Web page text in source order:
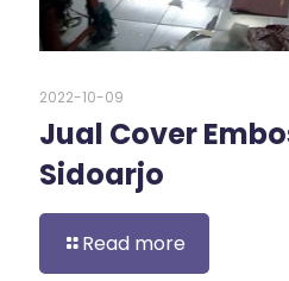
2022-10-09
Jual Cover
Sidoarjo
Read more